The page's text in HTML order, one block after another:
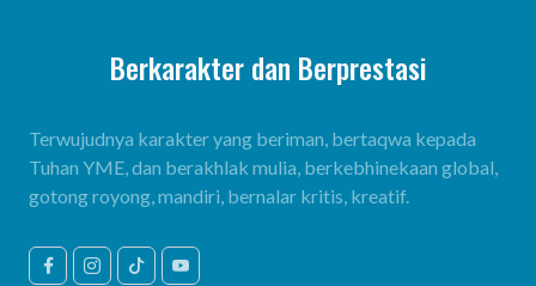
Berkarakter dan Berprestasi
Terwujudnya karakter yang beriman, bertaqwa kepada
Tuhan YME, dan berakhlak mulia, berkebhinekaan global,
gotong royong, mandiri, bernalar kritis, kreatif.